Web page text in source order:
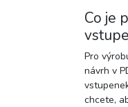
Co je
Pro
návrh v
chcete,